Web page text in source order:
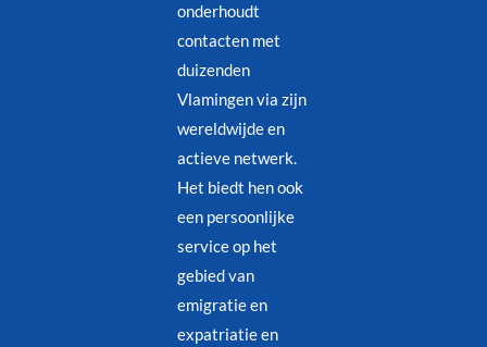
onderhoudt
contacten met
duizenden
Vlamingen via zijn
wereldwijde en
actieve netwerk.
Het biedt hen ook
een persoonlijke
service op het
gebied van
emigratie en
expatriatie en